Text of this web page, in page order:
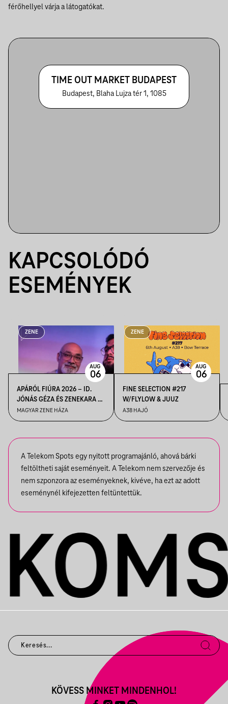
férőhellyel várja a látogatókat.
TIME OUT MARKET BUDAPEST
Budapest, Blaha Lujza tér 1, 1085
KAPCSOLÓDÓ
ESEMÉNYEK
ZENE
APÁRÓL FIÚRA 2026 – ID.
JÓNÁS GÉZA ÉS ZENEKARA &
IFJ. JÓNÁS GÉZA ÉS
ZENEKARA, VENDÉG: ROBY
MAGYAR ZENE HÁZA
AUG
06
ZENE
FINE SELECTION #217
W/FLYLOW & JUUZ
A38 HAJÓ
AUG
06
A Telekom Spots egy nyitott programajánló, ahová bárki
feltöltheti saját eseményeit. A Telekom nem szervezője és
nem szponzora az eseményeknek, kivéve, ha ezt az adott
eseménynél kifejezetten feltüntettük.
KÖVESS MINKET MINDENHOL!